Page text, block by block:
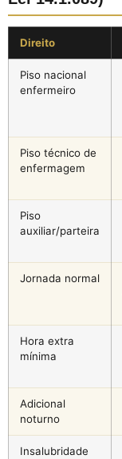
Direito
Piso nacional
enfermeiro
Piso técnico de
enfermagem
Piso
auxiliar/parteira
Jornada normal
Hora extra
mínima
Adicional
noturno
Insalubridade